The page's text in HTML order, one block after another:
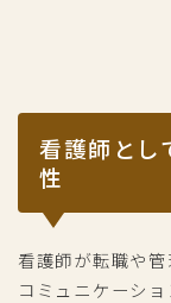
看護師とし
性
看護師が転職や
コミュニケーショ